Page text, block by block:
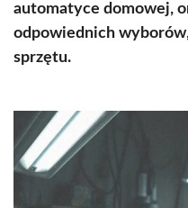
automatyce domowej,
odpowiednich
sprzętu.